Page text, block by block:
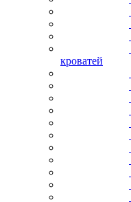
кроватей